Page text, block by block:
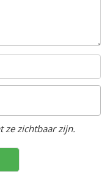
ze zichtbaar zijn.